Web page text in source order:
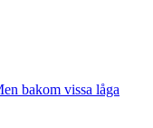
bakom vissa låga